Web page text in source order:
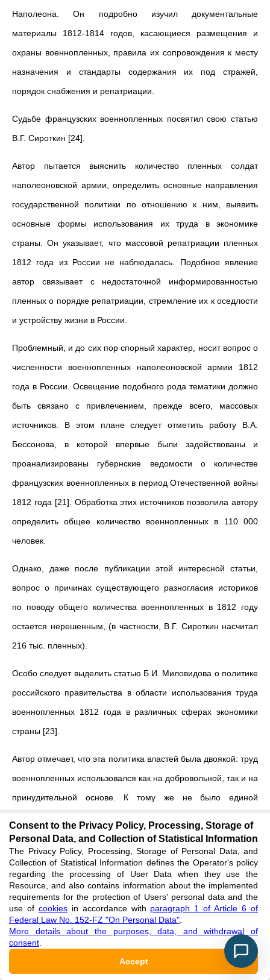
Наполеона. Он подробно изучил документальные
материалы 1812-1814 годов, касающиеся размещения и
охраны военнопленных, правила их сопровождения к месту
назначения и стандарты содержания их под стражей,
порядок снабжения и репатриации.
Судьбе французских военнопленных посвятил свою статью
В.Г. Сироткин [24].
Автор пытается выяснить количество пленных солдат
наполеоновской армии, определить основные направления
государственной политики по отношению к ним, выявить
основные формы использования их труда в экономике
страны. Он указывает, что массовой репатриации пленных
1812 года из России не наблюдалась. Подобное явление
автор связывает с недостаточной информированностью
пленных о порядке репатриации, стремление их к оседлости
и устройству жизни в России.
Проблемный, и до сих пор спорный характер, носит вопрос о
численности военнопленных наполеоновской армии 1812
года в России. Освещение подобного рода тематики должно
быть связано с привлечением, прежде всего, массовых
источников. В этом плане следует отметить работу В.А.
Бессонова, в которой впервые были задействованы и
проанализированы губернские ведомости о количестве
французских военнопленных в период Отечественной войны
1812 года [21]. Обработка этих источников позволила автору
определить общее количество военнопленных в 110 000
человек.
Однако, даже после публикации этой интересной статьи,
вопрос о причинах существующего разногласия историков
по поводу общего количества военнопленных в 1812 году
остается нерешенным, (в частности, В.Г. Сироткин насчитал
216 тыс. пленных).
Особо следует выделить статью Б.И. Миловидова о политике
российского правительства в области использования труда
военнопленных 1812 года в различных сферах экономики
страны [23].
Автор отмечает, что эта политика властей была двоякой: труд
военнопленных использовался как на добровольной, так и на
принудительной основе. К тому же не было единой
ведомство в основном учитывало свои интересы, не было
согласованности действий. В данной статье приводятся
многочисленные данные о бюрократических проволочках и
волоките при разработке принимаемых решений,
недоработке законодательных формулировок, нарушении
принципа добровольности.
О военнопленных на территории Смоленской губернии
Consent to the Privacy Policy, Processing, Storage of
Personal Data, and Collection of Statistical Information
The Privacy Policy, Processing, Storage of Personal Data, and
Collection of Statistical Information defines the Operator's policy
regarding the processing of User Data when they use the
Resource, and also contains information about the implemented
requirements for the protection of Users' personal data and the
use of cookiesin accordance with paragraph 1 of Article 6 of
Federal Law No. 152-FZ "On Personal Data"
More details about the purposes, data, and withdrawal of
consent
Accept